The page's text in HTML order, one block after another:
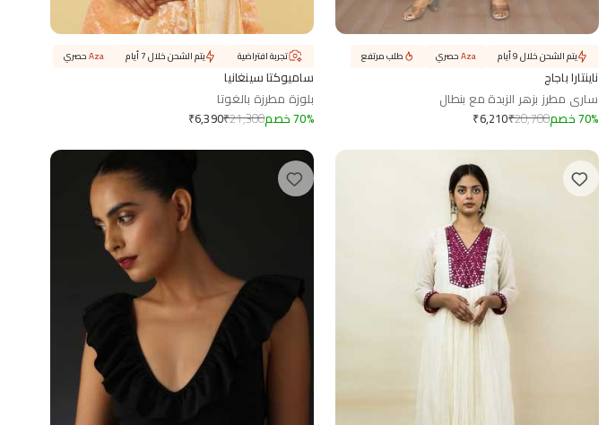
ناينتارا باجاج
ساري مطرز بزهر الزبدة مع بنطال
₹6,210₹20,700 70% خصم
يتم الشحن خلال 9 أيام Azaحصري طلب مرتفع
ساميوكتا سينغانيا
بلوزة مطرزة بالغوتا
₹6,390₹21,300 70% خصم
تجربة افتراضية يتم الشحن خلال 7 أيام Azaحصري